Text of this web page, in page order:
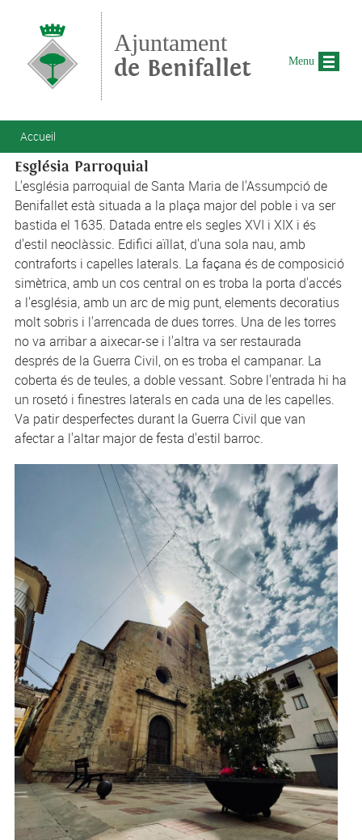
Ajuntament
de Benifallet
Vous êtes ici
Accueil
Església Parroquial
L'església parroquial de Santa Maria de l'Assumpció de
Benifallet està situada a la plaça major del poble i va ser
bastida el 1635. Datada entre els segles XVI i XIX i és
d'estil neoclàssic. Edifici aïllat, d'una sola nau, amb
contraforts i capelles laterals. La façana és de composició
simètrica, amb un cos central on es troba la porta d'accés
a l'església, amb un arc de mig punt, elements decoratius
molt sobris i l'arrencada de dues torres. Una de les torres
no va arribar a aixecar-se i l'altra va ser restaurada
després de la Guerra Civil, on es troba el campanar. La
coberta és de teules, a doble vessant. Sobre l'entrada hi ha
un rosetó i finestres laterals en cada una de les capelles.
Va patir desperfectes durant la Guerra Civil que van
afectar a l'altar major de festa d'estil barroc.
Menu